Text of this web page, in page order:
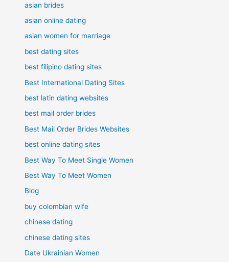
asian brides
asian online dating
asian women for marriage
best dating sites
best filipino dating sites
Best International Dating Sites
best latin dating websites
best mail order brides
Best Mail Order Brides Websites
best online dating sites
Best Way To Meet Single Women
Best Way To Meet Women
Blog
buy colombian wife
chinese dating
chinese dating sites
Date Ukrainian Women